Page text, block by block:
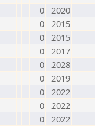
0 2020
0 2015
0 2015
0 2017
0 2028
0 2019
0 2022
0 2022
0 2022